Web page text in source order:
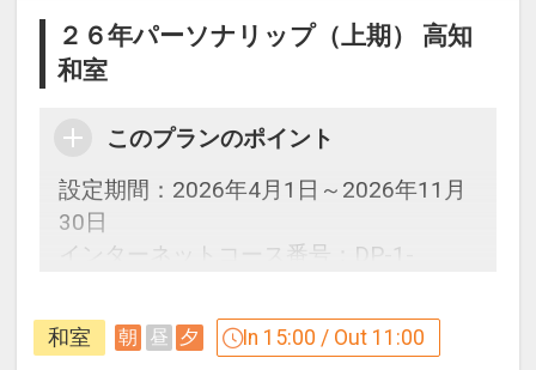
２６年パーソナリップ（上期） 高知
和室
このプランのポイント
設定期間：2026年4月1日～2026年11月
30日
インターネットコース番号：DP-1-
和室 朝 昼 夕 In 15:00 / Out 11:00